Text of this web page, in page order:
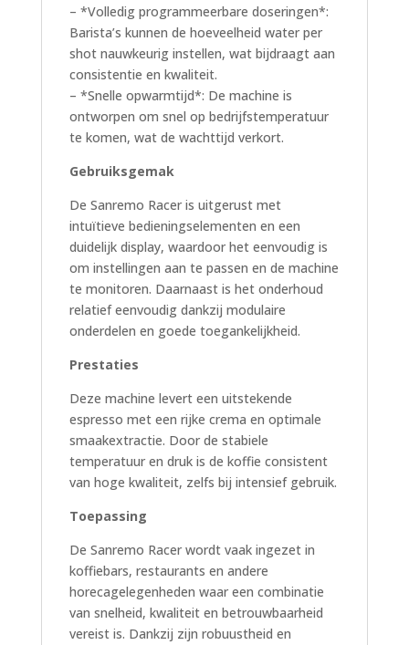
– *Volledig programmeerbare doseringen*:
Barista’s kunnen de hoeveelheid water per
shot nauwkeurig instellen, wat bijdraagt aan
consistentie en kwaliteit.
– *Snelle opwarmtijd*: De machine is
ontworpen om snel op bedrijfstemperatuur
te komen, wat de wachttijd verkort.
Gebruiksgemak
De Sanremo Racer is uitgerust met
intuïtieve bedieningselementen en een
duidelijk display, waardoor het eenvoudig is
om instellingen aan te passen en de machine
te monitoren. Daarnaast is het onderhoud
relatief eenvoudig dankzij modulaire
onderdelen en goede toegankelijkheid.
Prestaties
Deze machine levert een uitstekende
espresso met een rijke crema en optimale
smaakextractie. Door de stabiele
temperatuur en druk is de koffie consistent
van hoge kwaliteit, zelfs bij intensief gebruik.
Toepassing
De Sanremo Racer wordt vaak ingezet in
koffiebars, restaurants en andere
horecagelegenheden waar een combinatie
van snelheid, kwaliteit en betrouwbaarheid
vereist is. Dankzij zijn robuustheid en